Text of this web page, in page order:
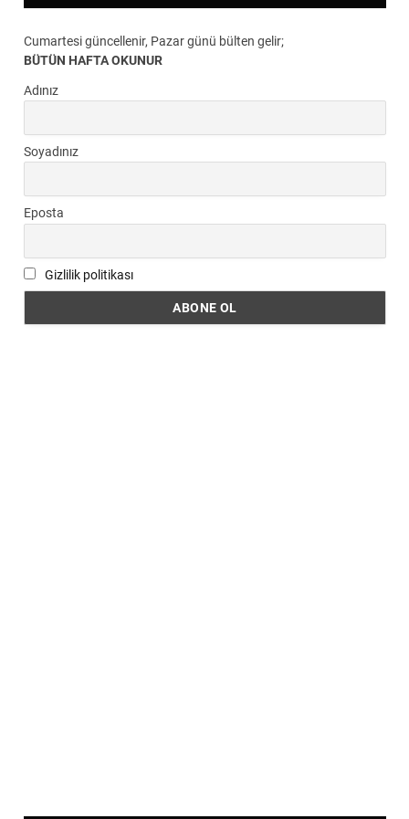
Cumartesi güncellenir, Pazar günü bülten gelir;
BÜTÜN HAFTA OKUNUR
Adınız
Soyadınız
Eposta
Gizlilik politikası